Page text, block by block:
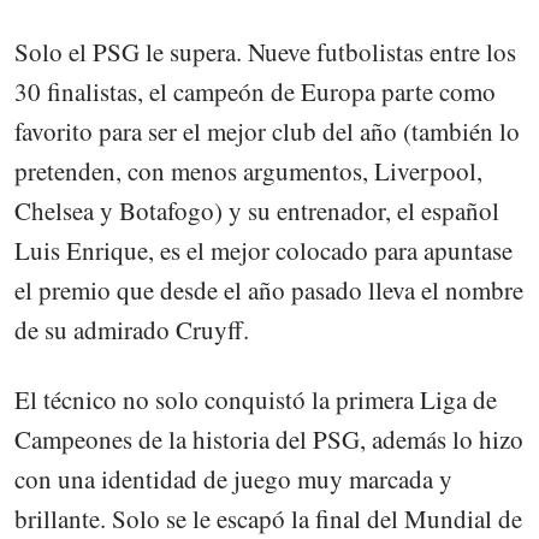
Solo el PSG le supera. Nueve futbolistas entre los
30 finalistas, el campeón de Europa parte como
favorito para ser el mejor club del año (también lo
pretenden, con menos argumentos, Liverpool,
Chelsea y Botafogo) y su entrenador, el español
Luis Enrique, es el mejor colocado para apuntase
el premio que desde el año pasado lleva el nombre
de su admirado Cruyff.
El técnico no solo conquistó la primera Liga de
Campeones de la historia del PSG, además lo hizo
con una identidad de juego muy marcada y
brillante. Solo se le escapó la final del Mundial de